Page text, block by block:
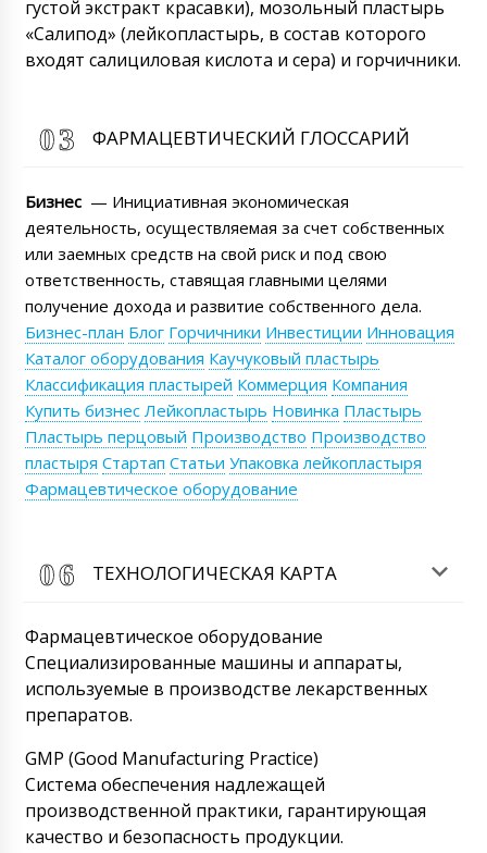
густой экстракт красавки), мозольный пластырь
«Салипод» (лейкопластырь, в состав которого
входят салициловая кислота и сера) и горчичники.
ФАРМАЦЕВТИЧЕСКИЙ ГЛОССАРИЙ
Бизнес — Инициативная экономическая
деятельность, осуществляемая за счет собственных
или заемных средств на свой риск и под свою
ответственность, ставящая главными целями
получение дохода и развитие собственного дела.
Бизнес-план Блог Горчичники Инвестиции Инновация
Каталог оборудования Каучуковый пластырь
Классификация пластырей Коммерция Компания
Купить бизнес Лейкопластырь Новинка Пластырь
Пластырь перцовый Производство Производство
пластыря Стартап Статьи Упаковка лейкопластыря
Фармацевтическое оборудование
ТЕХНОЛОГИЧЕСКАЯ КАРТА
Фармацевтическое оборудование
Специализированные машины и аппараты,
используемые в производстве лекарственных
препаратов.
GMP (Good Manufacturing Practice)
Система обеспечения надлежащей
производственной практики, гарантирующая
качество и безопасность продукции.